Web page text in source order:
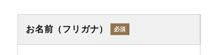
お名前（フリガナ） 必須